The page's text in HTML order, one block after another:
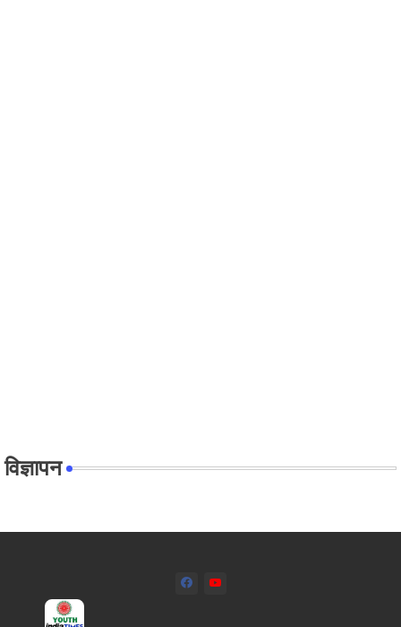
विज्ञापन